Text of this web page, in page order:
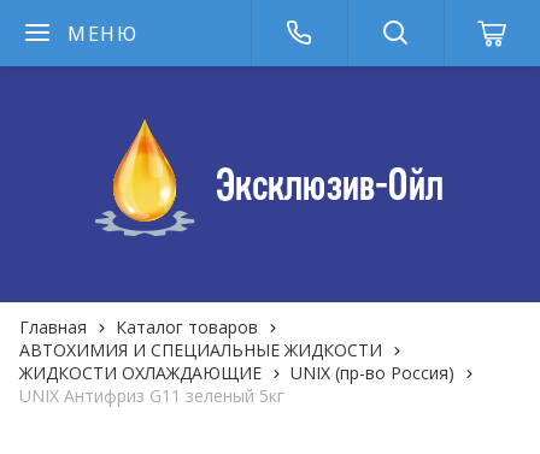
МЕНЮ
Главная
Каталог товаров
АВТОХИМИЯ И СПЕЦИАЛЬНЫЕ ЖИДКОСТИ
ЖИДКОСТИ ОХЛАЖДАЮЩИЕ
UNIX (пр-во Россия)
UNIX Антифриз G11 зеленый 5кг